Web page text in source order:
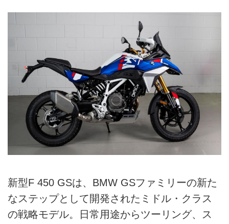
新型F 450 GSは、BMW GSファミリーの新た
なステップとして開発されたミドル・クラス
の戦略モデル。日常用途からツーリング、ス